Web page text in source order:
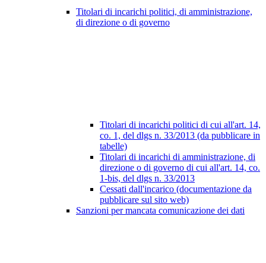
Titolari di incarichi politici, di amministrazione,
di direzione o di governo
Titolari di incarichi politici di cui all'art. 14,
co. 1, del dlgs n. 33/2013 (da pubblicare in
tabelle)
Titolari di incarichi di amministrazione, di
direzione o di governo di cui all'art. 14, co.
1-bis, del dlgs n. 33/2013
Cessati dall'incarico (documentazione da
pubblicare sul sito web)
Sanzioni per mancata comunicazione dei dati